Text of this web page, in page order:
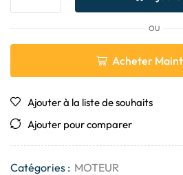
OU
Acheter
Ajouter à la liste de souhaits
Ajouter pour comparer
Catégories : MOTEUR